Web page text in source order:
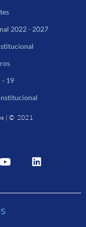
2022 - 2027
- 19
| © 2021